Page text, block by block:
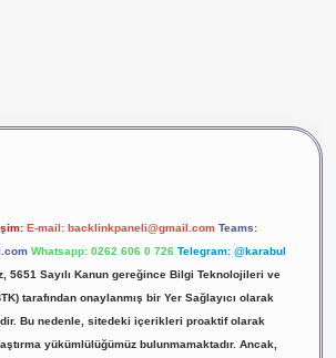
E-mail: backlinkpaneli@gmail.com Teams:
Whatsapp: 0262 606 0 726 Telegram: @karabul
5651 Sayılı Kanun gereğince Bilgi Teknolojileri ve
tarafından onaylanmış bir Yer Sağlayıcı olarak
Bu nedenle, sitedeki içerikleri proaktif olarak
yükümlülüğümüz bulunmamaktadır. Ancak,